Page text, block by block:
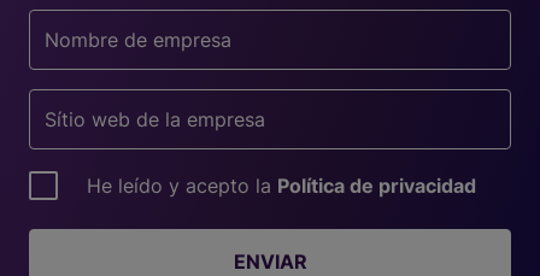
He leído y acepto la Política de privacidad
ENVIAR